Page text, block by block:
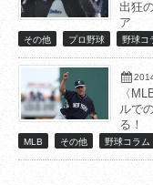
出狂
ア
その他 プロ野球 野球コ
〈
ルで
る！
MLB その他 野球コラム